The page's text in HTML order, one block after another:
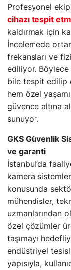
Profesyonel
cihazı tespit
kaldırmak için
İncelemede
frekansları ve
ediliyor.
bile tespit edilip
hem özel
güvence altına
sunuyor.
GKS Güvenlik
ve garanti
İstanbul’da
kamera
konusunda
mühendisler,
uzmanlarından
özel çözümler
taşımayı
endüstriyel
yapısıyla,